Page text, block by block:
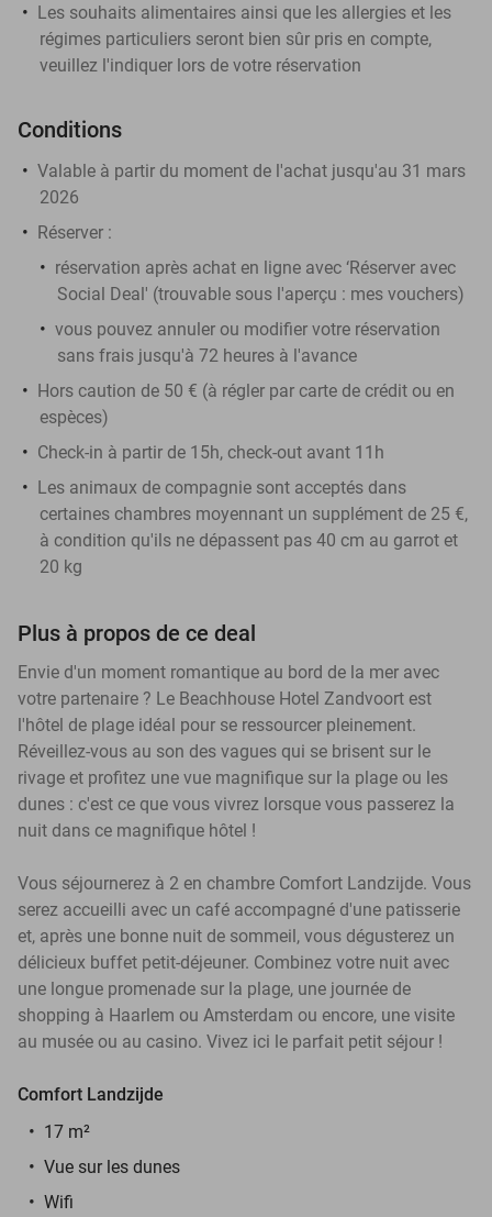
Les souhaits alimentaires ainsi que les allergies et les
régimes particuliers seront bien sûr pris en compte,
veuillez l'indiquer lors de votre réservation
Conditions
Valable à partir du moment de l'achat jusqu'au 31 mars
2026
Réserver :
réservation après achat en ligne avec ‘Réserver avec
Social Deal' (trouvable sous l'aperçu : mes vouchers)
vous pouvez annuler ou modifier votre réservation
sans frais jusqu'à 72 heures à l'avance
Hors caution de 50 € (à régler par carte de crédit ou en
espèces)
Check-in à partir de 15h, check-out avant 11h
Les animaux de compagnie sont acceptés dans
certaines chambres moyennant un supplément de 25 €,
à condition qu'ils ne dépassent pas 40 cm au garrot et
20 kg
Plus à propos de ce deal
Envie d'un moment romantique au bord de la mer avec
votre partenaire ? Le Beachhouse Hotel Zandvoort est
l'hôtel de plage idéal pour se ressourcer pleinement.
Réveillez-vous au son des vagues qui se brisent sur le
rivage et profitez une vue magnifique sur la plage ou les
dunes : c'est ce que vous vivrez lorsque vous passerez la
nuit dans ce magnifique hôtel !
Vous séjournerez à 2 en chambre Comfort Landzijde. Vous
serez accueilli avec un café accompagné d'une patisserie
et, après une bonne nuit de sommeil, vous dégusterez un
délicieux buffet petit-déjeuner. Combinez votre nuit avec
une longue promenade sur la plage, une journée de
shopping à Haarlem ou Amsterdam ou encore, une visite
au musée ou au casino. Vivez ici le parfait petit séjour !
Comfort Landzijde
17 m²
Vue sur les dunes
Wifi